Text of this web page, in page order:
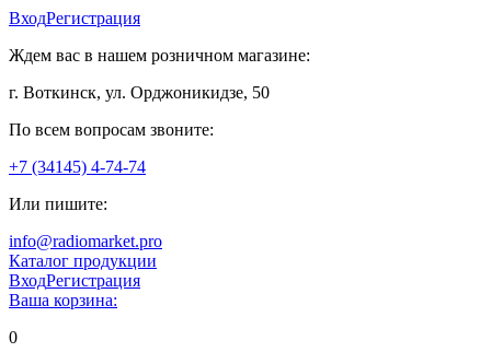
ВходРегистрация
Ждем вас в нашем розничном магазине:
г. Воткинск, ул. Орджоникидзе, 50
По всем вопросам звоните:
+7 (34145) 4-74-74
Или пишите:
info@radiomarket.pro
Каталог продукции
ВходРегистрация
Ваша корзина:
0